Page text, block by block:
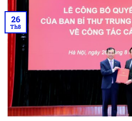
26
Th8